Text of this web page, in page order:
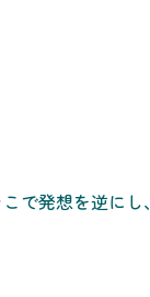
で発想を逆にし、